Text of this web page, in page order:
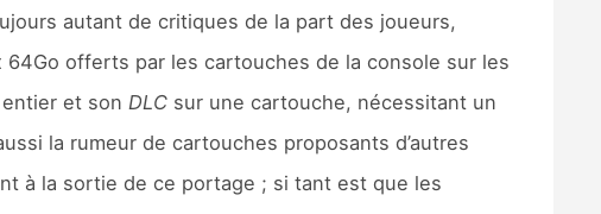
autant de critiques de la part des joueurs,
offerts par les cartouches de la console sur les
et son DLCsur une cartouche, nécessitant un
la rumeur de cartouches proposants d’autres
à la sortie de ce portage ; si tant est que les